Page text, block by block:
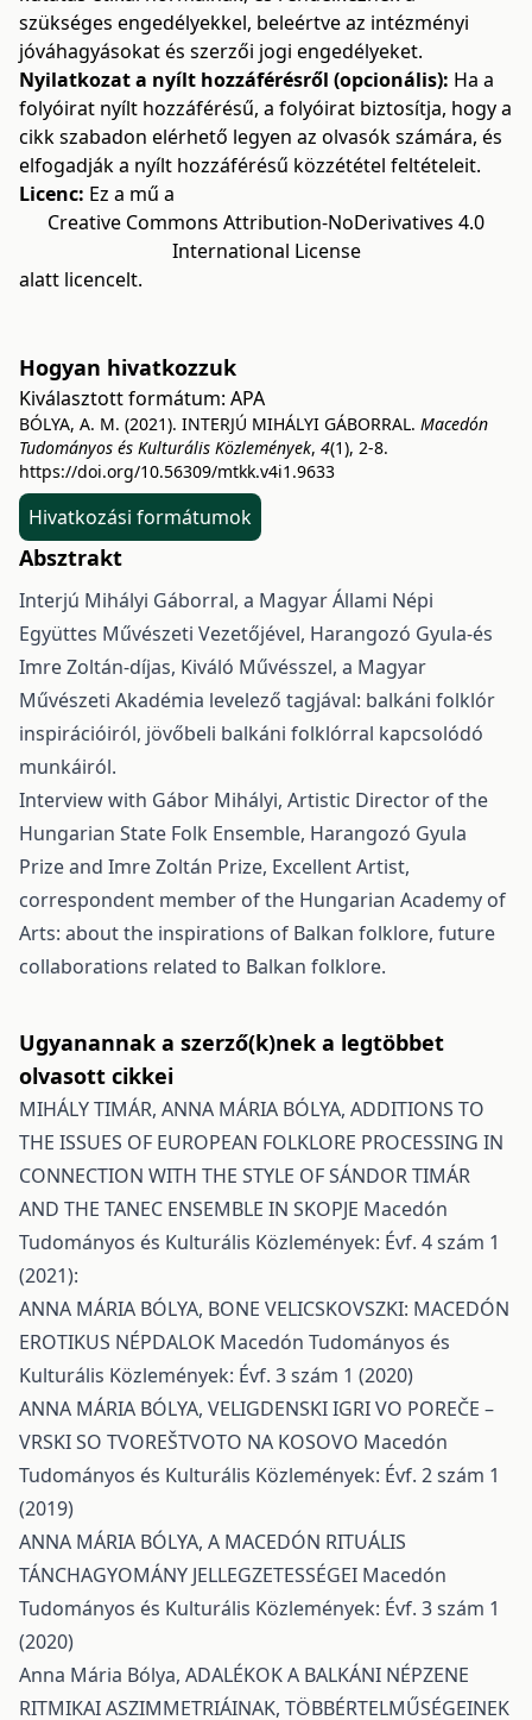
szükséges engedélyekkel, beleértve az intézményi
jóváhagyásokat és szerzői jogi engedélyeket.
Nyilatkozat a nyílt hozzáférésről (opcionális): Ha a
folyóirat nyílt hozzáférésű, a folyóirat biztosítja, hogy a
cikk szabadon elérhető legyen az olvasók számára, és
elfogadják a nyílt hozzáférésű közzététel feltételeit.
Licenc: Ez a mű a
Creative Commons Attribution-NoDerivatives 4.0
International License
alatt licencelt.
Hogyan hivatkozzuk
Kiválasztott formátum: APA
BÓLYA, A. M. (2021). INTERJÚ MIHÁLYI GÁBORRAL. Macedón
Tudományos és Kulturális Közlemények, 4(1), 2-8.
https://doi.org/10.56309/mtkk.v4i1.9633
Hivatkozási formátumok
Absztrakt
Interjú Mihályi Gáborral, a Magyar Állami Népi
Együttes Művészeti Vezetőjével, Harangozó Gyula-és
Imre Zoltán-díjas, Kiváló Művésszel, a Magyar
Művészeti Akadémia levelező tagjával: balkáni folklór
inspirációiról, jövőbeli balkáni folklórral kapcsolódó
munkáiról.
Interview with Gábor Mihályi, Artistic Director of the
Hungarian State Folk Ensemble, Harangozó Gyula
Prize and Imre Zoltán Prize, Excellent Artist,
correspondent member of the Hungarian Academy of
Arts: about the inspirations of Balkan folklore, future
collaborations related to Balkan folklore.
Ugyanannak a szerző(k)nek a legtöbbet
olvasott cikkei
MIHÁLY TIMÁR, ANNA MÁRIA BÓLYA, ADDITIONS TO
THE ISSUES OF EUROPEAN FOLKLORE PROCESSING IN
CONNECTION WITH THE STYLE OF SÁNDOR TIMÁR
AND THE TANEC ENSEMBLE IN SKOPJE Macedón
Tudományos és Kulturális Közlemények: Évf. 4 szám 1
(2021):
ANNA MÁRIA BÓLYA, BONE VELICSKOVSZKI: MACEDÓN
EROTIKUS NÉPDALOK Macedón Tudományos és
Kulturális Közlemények: Évf. 3 szám 1 (2020)
ANNA MÁRIA BÓLYA, VELIGDENSKI IGRI VO POREČE –
VRSKI SO TVOREŠTVOTO NA KOSOVO Macedón
Tudományos és Kulturális Közlemények: Évf. 2 szám 1
(2019)
ANNA MÁRIA BÓLYA, A MACEDÓN RITUÁLIS
TÁNCHAGYOMÁNY JELLEGZETESSÉGEI Macedón
Tudományos és Kulturális Közlemények: Évf. 3 szám 1
(2020)
Anna Mária Bólya, ADALÉKOK A BALKÁNI NÉPZENE
RITMIKAI ASZIMMETRIÁINAK, TÖBBÉRTELMŰSÉGEINEK